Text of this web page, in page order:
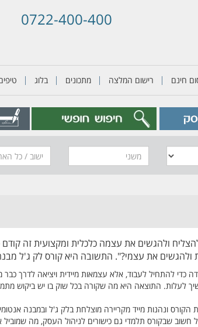
0722-400-400
חינם רישום המלצה מתכונים בלוג
ולהגשים את עצמה כלכלית ומקצועית זה
את עצמי?". התשובה היא קורס לק ג'ל
כדי להתחיל לעבוד, אלא עצמאות מיידית ויציאה לדרך
לעלות. התוצאה היא מה שקורה בכל שוק בו יש ביקוש
ונהנות מייד מקריירה מוצלחת בלק ג'ל ובמבנה
שבקורס תלמדי גם כישורים לניהול העסק, מה שמוביל